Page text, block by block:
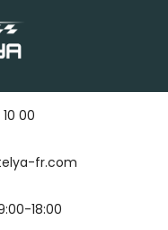
00
fr.com
18:00